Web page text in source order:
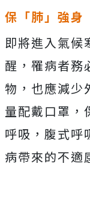
保 「肺」 強
即將進入氣候
醒，罹病者務
物，也應減少
量配戴口罩，
呼吸，腹式呼
病帶來的不適